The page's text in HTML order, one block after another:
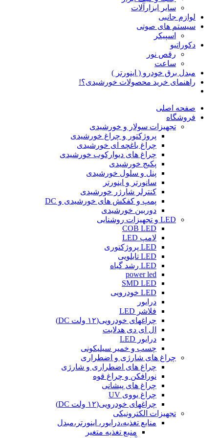
سایر ابزارآلات
لوازم جانبی
سیستم های صوتی
اسپیکر
دکوراتیو
رقص نور
ساعت
مبدل برق خودرو ( اینورتر )
راهنمای خرید محصولات خورشیدی؟!
صفحه اصلی
فروشگاه
تجهیزات سولار و خورشیدی
پروژکتور و چراغ خورشیدی
چراغ باغچه ای خورشیدی
چراغ های دیوارکوب خورشیدی
پکیج خورشیدی
پنل و سلول خورشیدی
سانورتر و اینورتر
کنترلر شارژر خورشیدی
پمپ و کفکش های خورشیدی و DC
دوربین خورشیدی
LED و تجهیزات روشنایی
COB LED
لامپ LED
LED پروژکتوری
LED تابلویی
LED رشد گیاه
power led
SMD LED
LED خودرویی
درایور
فلاشر LED
چراغهای خودرویی(۱۲ ولت DC)
ال ای دی هدلایت
درایور LED
چسب و خمیر سیلیکونی
چراغ های شارژی و اضطراری
چراغ های اضطراری و شارژی
نورافکن و چراغ قوه
چراغ های پیشانی
چراغ یووی UV
چراغهای خودرویی(۱۲ ولت DC)
تجهیزات الکترونیکی
منابع تغذیه،درایور، اینورتر،مبدل
منبع تغذیه متغیر